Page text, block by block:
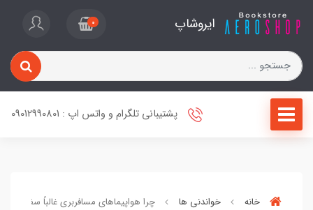
ایروشاپ 0
پشتیبانی تلگرام و واتس اپ : 09012990801
خانه خواندنی ها چرا هواپیماهای مسافربری غالباً